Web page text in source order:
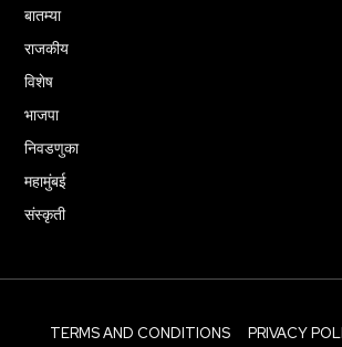
बातम्या
राजकीय
विशेष
भाजपा
निवडणुका
महामुंबई
संस्कृती
TERMS AND CONDITIONS PRIVACY